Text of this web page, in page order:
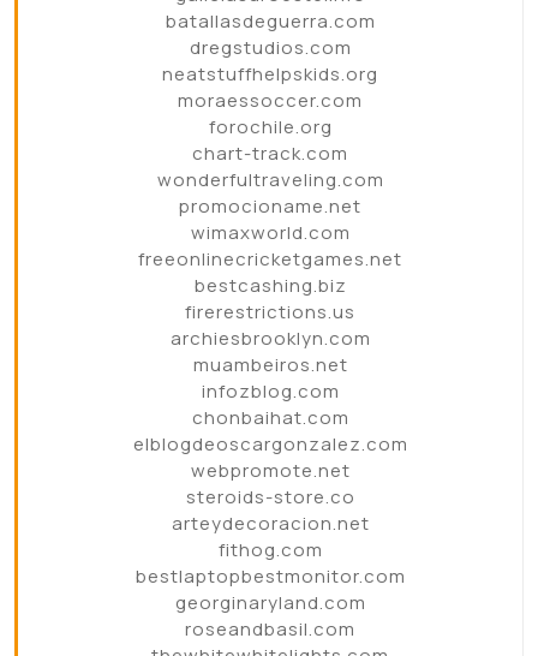
batallasdeguerra.com
dregstudios.com
neatstuffhelpskids.org
moraessoccer.com
forochile.org
chart-track.com
wonderfultraveling.com
promocioname.net
wimaxworld.com
freeonlinecricketgames.net
bestcashing.biz
firerestrictions.us
archiesbrooklyn.com
muambeiros.net
infozblog.com
chonbaihat.com
elblogdeoscargonzalez.com
webpromote.net
steroids-store.co
arteydecoracion.net
fithog.com
bestlaptopbestmonitor.com
georginaryland.com
roseandbasil.com